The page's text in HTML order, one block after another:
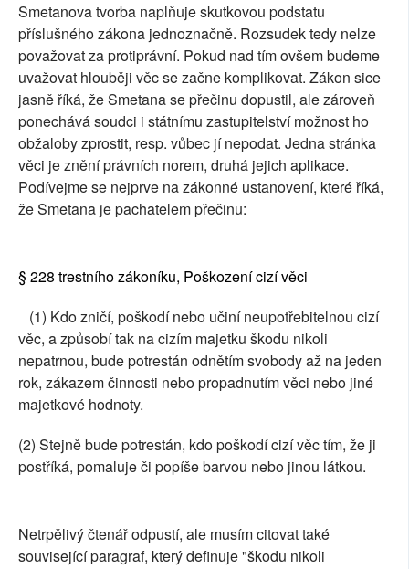
Smetanova tvorba naplňuje skutkovou podstatu
příslušného zákona jednoznačně. Rozsudek tedy nelze
považovat za protiprávní. Pokud nad tím ovšem budeme
uvažovat hlouběji věc se začne komplikovat. Zákon sice
jasně říká, že Smetana se přečinu dopustil, ale zároveň
ponechává soudci i státnímu zastupitelství možnost ho
obžaloby zprostit, resp. vůbec jí nepodat. Jedna stránka
věci je znění právních norem, druhá jejich aplikace.
Podívejme se nejprve na zákonné ustanovení, které říká,
že Smetana je pachatelem přečinu:
§ 228 trestního zákoníku, Poškození cizí věci
(1) Kdo zničí, poškodí nebo učiní neupotřebitelnou cizí
věc, a způsobí tak na cizím majetku škodu nikoli
nepatrnou, bude potrestán odnětím svobody až na jeden
rok, zákazem činnosti nebo propadnutím věci nebo jiné
majetkové hodnoty.
(2) Stejně bude potrestán, kdo poškodí cizí věc tím, že ji
postříká, pomaluje či popíše barvou nebo jinou látkou.
Netrpělivý čtenář odpustí, ale musím citovat také
související paragraf, který definuje "škodu nikoli